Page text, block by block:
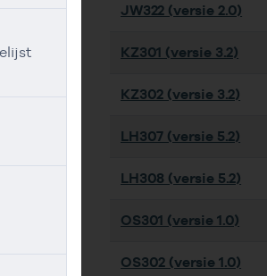
JW322 (versie 2.0)
KZ301 (versie 3.2)
KZ302 (versie 3.2)
LH307 (versie 5.2)
LH308 (versie 5.2)
OS301 (versie 1.0)
OS302 (versie 1.0)